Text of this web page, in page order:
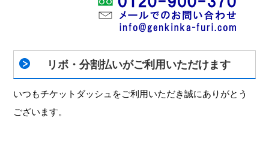
リボ・分割払いがご利用いただけます
いつもチケットダッシュをご利用いただき誠にありがとう
ございます。